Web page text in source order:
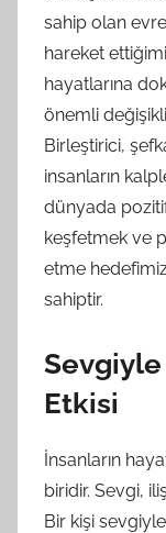
sahip olan
hareket
hayatlarına
önemli
Birleştirici,
insanların
dünyada
keşfetmek ve
etme
sahiptir.
Etkisi
İnsanların
biridir. Sevgi,
Bir kişi